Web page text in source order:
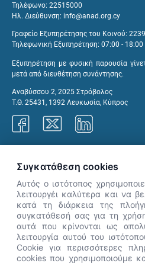
Τηλέφωνο: 22515000
Ηλ. Διεύθυνση: info@anad.org.cy
Γραφείο Εξυπηρέτησης του Κοινού:
Τηλεφωνική Εξυπηρέτηση: 07:00 - 18:00
Εξυπηρέτηση με φυσική παρουσία
μετά από διευθέτηση συνάντησης.
Αναβύσσου 2, 2025 Στρόβολος
Τ.Θ. 25431, 1392 Λευκωσία, Κύπρος
👋 Καλώς
Πες μου
σήμερα.
Συγκατάθεση cookies
Αυτός ο ιστότοπος
λειτουργέι καλύτερα και να
κατά τη διάρκεια της
συγκατάθεσή σας για τη
αυτά που κρίνονται ως
λειτουργία αυτού του
Cookie για περισσότερες
cookies που χρησιμοποιούμε